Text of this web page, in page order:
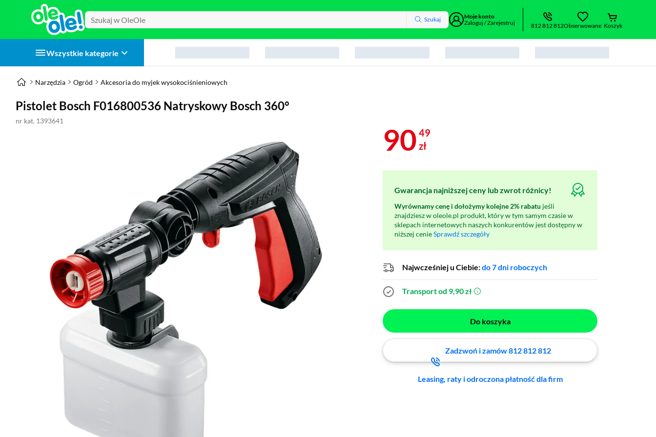
Szukaj
Moje konto
Zaloguj / Zarejestruj
812 812 812Obserwowane Koszyk
Wszystkie kategorie
Narzędzia Ogród Akcesoria do myjek wysokociśnieniowych
Pistolet Bosch F016800536 Natryskowy Bosch 360°
nr kat. 1393641
90 49
zł
Gwarancja najniższej ceny lub zwrot różnicy!
Wyrównamy cenę i dołożymy kolejne 2% rabatu jeśli
znajdziesz w oleole.pl produkt, który w tym samym czasie w
sklepach internetowych naszych konkurentów jest dostępny w
niższej cenieSprawdź szczegóły
Najwcześniej u Ciebie:do 7 dni roboczych
Transport od 9,90 zł (otworzy się w nowym oknie)
Do koszyka
Zadzwoń i zamów 812 812 812
Leasing, raty i odroczona płatność dla firm